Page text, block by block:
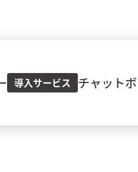
金融（
導入サービス チャット